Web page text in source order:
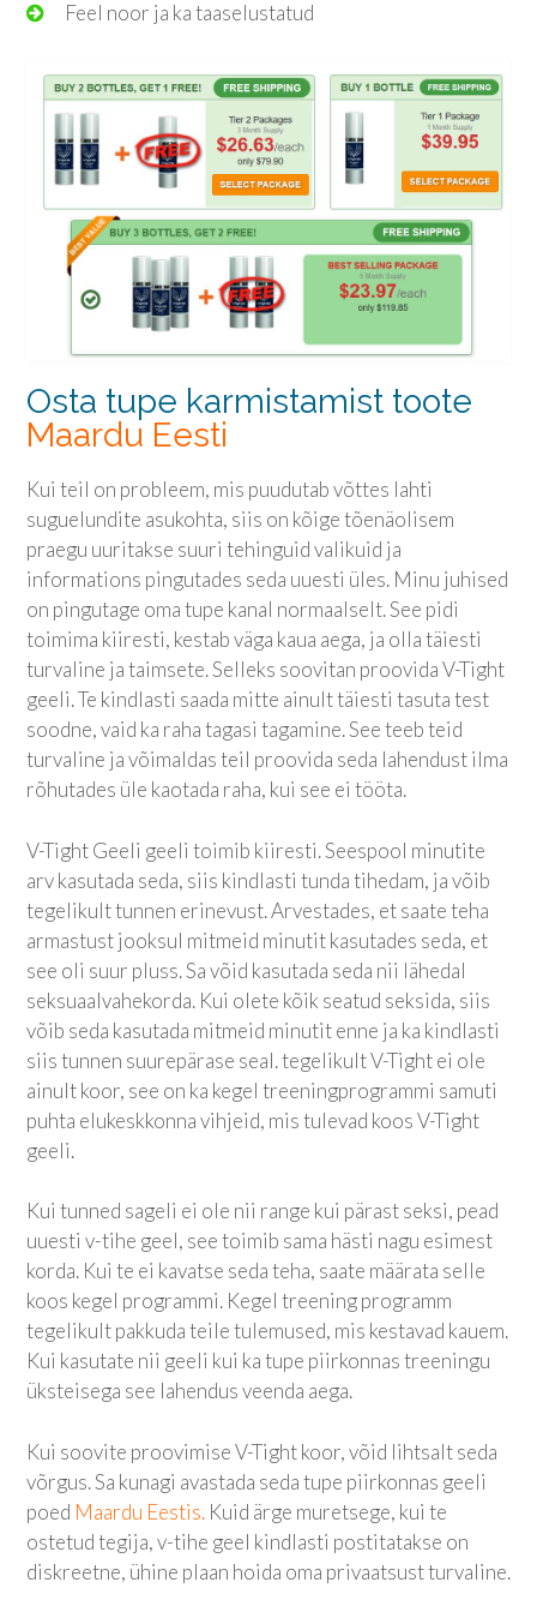
Feel noor ja ka taaselustatud
Osta tupe karmistamist toote
Maardu Eesti
Kui teil on probleem, mis puudutab võttes lahti
suguelundite asukohta, siis on kõige tõenäolisem
praegu uuritakse suuri tehinguid valikuid ja
informations pingutades seda uuesti üles. Minu juhised
on pingutage oma tupe kanal normaalselt. See pidi
toimima kiiresti, kestab väga kaua aega, ja olla täiesti
turvaline ja taimsete. Selleks soovitan proovida V-Tight
geeli. Te kindlasti saada mitte ainult täiesti tasuta test
soodne, vaid ka raha tagasi tagamine. See teeb teid
turvaline ja võimaldas teil proovida seda lahendust ilma
rõhutades üle kaotada raha, kui see ei tööta.
V-Tight Geeli geeli toimib kiiresti. Seespool minutite
arv kasutada seda, siis kindlasti tunda tihedam, ja võib
tegelikult tunnen erinevust. Arvestades, et saate teha
armastust jooksul mitmeid minutit kasutades seda, et
see oli suur pluss. Sa võid kasutada seda nii lähedal
seksuaalvahekorda. Kui olete kõik seatud seksida, siis
võib seda kasutada mitmeid minutit enne ja ka kindlasti
siis tunnen suurepärase seal. tegelikult V-Tight ei ole
ainult koor, see on ka kegel treeningprogrammi samuti
puhta elukeskkonna vihjeid, mis tulevad koos V-Tight
geeli.
Kui tunned sageli ei ole nii range kui pärast seksi, pead
uuesti v-tihe geel, see toimib sama hästi nagu esimest
korda. Kui te ei kavatse seda teha, saate määrata selle
koos kegel programmi. Kegel treening programm
tegelikult pakkuda teile tulemused, mis kestavad kauem.
Kui kasutate nii geeli kui ka tupe piirkonnas treeningu
üksteisega see lahendus veenda aega.
Kui soovite proovimise V-Tight koor, võid lihtsalt seda
võrgus. Sa kunagi avastada seda tupe piirkonnas geeli
poed Maardu Eestis. Kuid ärge muretsege, kui te
ostetud tegija, v-tihe geel kindlasti postitatakse on
diskreetne, ühine plaan hoida oma privaatsust turvaline.